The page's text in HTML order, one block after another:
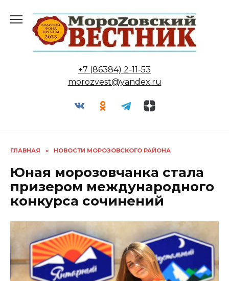
содержанию
+7 (86384) 2-11-53
morozvest@yandex.ru
ГЛАВНАЯ » НОВОСТИ МОРОЗОВСКОГО РАЙОНА
Юная морозовчанка стала
призером международного
конкурса сочинений